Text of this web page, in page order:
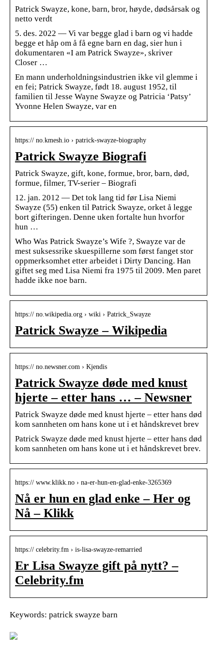
Patrick Swayze, kone, barn, bror, høyde, dødsårsak og
netto verdt
5. des. 2022 — Vi var begge glad i barn og vi hadde
begge et håp om å få egne barn en dag, sier hun i
dokumentaren «I am Patrick Swayze», skriver
Closer …
En mann underholdningsindustrien ikke vil glemme i
en fei; Patrick Swayze, født 18. august 1952, til
familien til Jesse Wayne Swayze og Patricia ‘Patsy’
Yvonne Helen Swayze, var en
https:// no.kmesh.io › patrick-swayze-biography
Patrick Swayze Biografi
Patrick Swayze, gift, kone, formue, bror, barn, død,
formue, filmer, TV-serier – Biografi
12. jan. 2012 — Det tok lang tid før Lisa Niemi
Swayze (55) enken til Patrick Swayze, orket å legge
bort gifteringen. Denne uken fortalte hun hvorfor
hun …
Who Was Patrick Swayze’s Wife ?, Swayze var de
mest suksessrike skuespillerne som først fanget stor
oppmerksomhet etter arbeidet i Dirty Dancing. Han
giftet seg med Lisa Niemi fra 1975 til 2009. Men paret
hadde ikke noe barn.
https:// no.wikipedia.org › wiki › Patrick_Swayze
Patrick Swayze – Wikipedia
https:// no.newsner.com › Kjendis
Patrick Swayze døde med knust
hjerte – etter hans … – Newsner
Patrick Swayze døde med knust hjerte – etter hans død
kom sannheten om hans kone ut i et håndskrevet brev
Patrick Swayze døde med knust hjerte – etter hans død
kom sannheten om hans kone ut i et håndskrevet brev.
https:// www.klikk.no › na-er-hun-en-glad-enke-3265369
Nå er hun en glad enke – Her og
Nå – Klikk
https:// celebrity.fm › is-lisa-swayze-remarried
Er Lisa Swayze gift på nytt? –
Celebrity.fm
Keywords: patrick swayze barn